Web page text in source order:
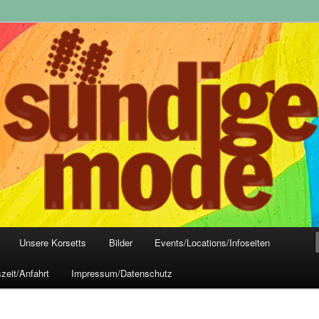
Frankfurt
Mode, Club- und Dark-Wear seit 2004
Unsere Korsetts Bilder Events/Locations/Infoseiten
Anfahrt Impressum/Datenschutz